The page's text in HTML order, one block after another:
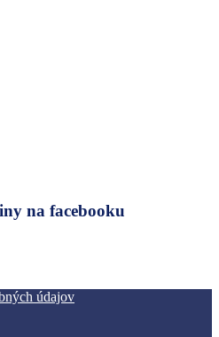
na facebooku
údajov